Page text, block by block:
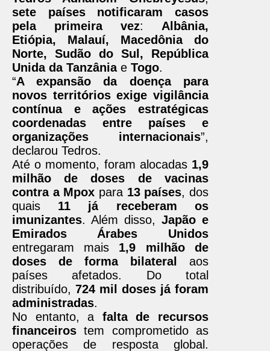
sete países notificaram casos
pela primeira vez: Albânia,
Etiópia, Malauí, Macedônia do
Norte, Sudão do Sul, República
Unida da Tanzâniae Togo.
“A expansão da doença para
novos territórios exige vigilância
contínua e ações estratégicas
coordenadas entre países e
organizações internacionais”,
declarou Tedros.
Até o momento, foram alocadas 1,9
milhão de doses de vacinas
contra a Mpox para 13 países, dos
quais 11 já receberam os
imunizantes. Além disso, Japão e
Emirados Árabes Unidos
entregaram mais 1,9 milhão de
doses de forma bilateral
aos
países afetados. Do total
distribuído, 724 mil doses já foram
administradas.
No entanto, a falta de recursos
financeiros tem comprometido as
operações de resposta global.